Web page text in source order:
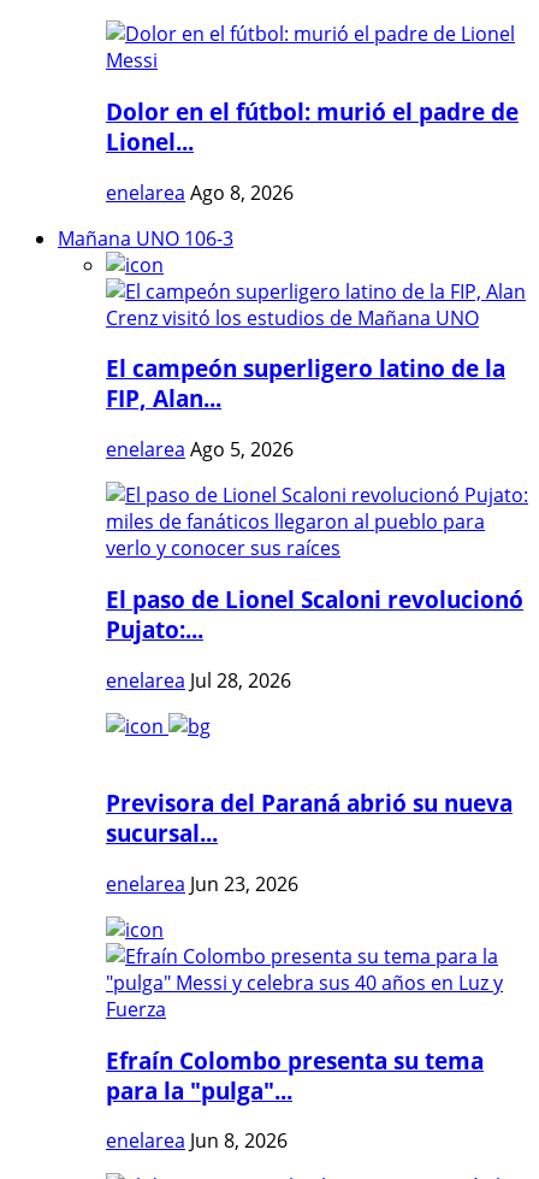
Dolor en el fútbol: murió el padre de
Lionel...
enelarea Ago 8, 2026
Mañana UNO 106-3
El campeón superligero latino de la
FIP, Alan...
enelarea Ago 5, 2026
El paso de Lionel Scaloni revolucionó
Pujato:...
enelarea Jul 28, 2026
Previsora del Paraná abrió su nueva
sucursal...
enelarea Jun 23, 2026
Efraín Colombo presenta su tema
para la "pulga"...
enelarea Jun 8, 2026